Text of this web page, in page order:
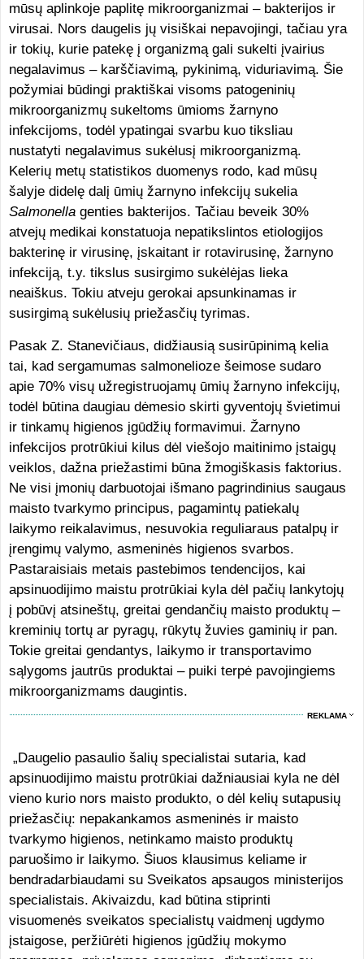
mūsų aplinkoje paplitę mikroorganizmai – bakterijos ir
virusai. Nors daugelis jų visiškai nepavojingi, tačiau yra
ir tokių, kurie patekę į organizmą gali sukelti įvairius
negalavimus – karščiavimą, pykinimą, viduriavimą. Šie
požymiai būdingi praktiškai visoms patogeninių
mikroorganizmų sukeltoms ūmioms žarnyno
infekcijoms, todėl ypatingai svarbu kuo tiksliau
nustatyti negalavimus sukėlusį mikroorganizmą.
Kelerių metų statistikos duomenys rodo, kad mūsų
šalyje didelę dalį ūmių žarnyno infekcijų sukelia
Salmonella genties bakterijos. Tačiau beveik 30%
atvejų medikai konstatuoja nepatikslintos etiologijos
bakterinę ir virusinę, įskaitant ir rotavirusinę, žarnyno
infekciją, t.y. tikslus susirgimo sukėlėjas lieka
neaiškus. Tokiu atveju gerokai apsunkinamas ir
susirgimą sukėlusių priežasčių tyrimas.
Pasak Z. Stanevičiaus, didžiausią susirūpinimą kelia
tai, kad sergamumas salmonelioze šeimose sudaro
apie 70% visų užregistruojamų ūmių žarnyno infekcijų,
todėl būtina daugiau dėmesio skirti gyventojų švietimui
ir tinkamų higienos įgūdžių formavimui. Žarnyno
infekcijos protrūkiui kilus dėl viešojo maitinimo įstaigų
veiklos, dažna priežastimi būna žmogiškasis faktorius.
Ne visi įmonių darbuotojai išmano pagrindinius saugaus
maisto tvarkymo principus, pagamintų patiekalų
laikymo reikalavimus, nesuvokia reguliaraus patalpų ir
įrengimų valymo, asmeninės higienos svarbos.
Pastaraisiais metais pastebimos tendencijos, kai
apsinuodijimo maistu protrūkiai kyla dėl pačių lankytojų
į pobūvį atsineštų, greitai gendančių maisto produktų –
kreminių tortų ar pyragų, rūkytų žuvies gaminių ir pan.
Tokie greitai gendantys, laikymo ir transportavimo
sąlygoms jautrūs produktai – puiki terpė pavojingiems
mikroorganizmams daugintis.
REKLAMA
„Daugelio pasaulio šalių specialistai sutaria, kad
apsinuodijimo maistu protrūkiai dažniausiai kyla ne dėl
vieno kurio nors maisto produkto, o dėl kelių sutapusių
priežasčių: nepakankamos asmeninės ir maisto
tvarkymo higienos, netinkamo maisto produktų
paruošimo ir laikymo. Šiuos klausimus keliame ir
bendradarbiaudami su Sveikatos apsaugos ministerijos
specialistais. Akivaizdu, kad būtina stiprinti
visuomenės sveikatos specialistų vaidmenį ugdymo
įstaigose, peržiūrėti higienos įgūdžių mokymo